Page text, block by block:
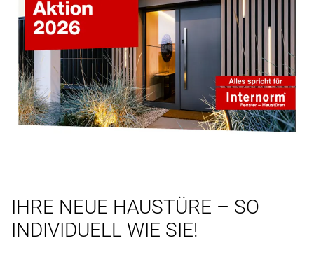
IHRE NEUE HAUSTÜRE – SO
INDIVIDUELL WIE SIE!